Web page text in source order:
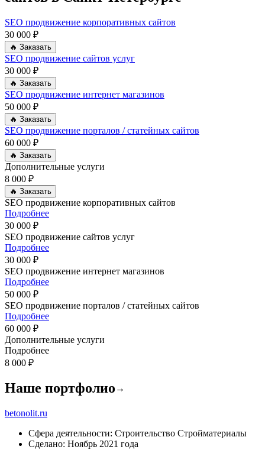
SEO продвижение корпоративных сайтов
30 000 ₽
🔥 Заказать
SEO продвижение сайтов услуг
30 000 ₽
🔥 Заказать
SEO продвижение интернет магазинов
50 000 ₽
🔥 Заказать
SEO продвижение порталов / статейных сайтов
60 000 ₽
🔥 Заказать
Дополнительные услуги
8 000 ₽
🔥 Заказать
SEO продвижение корпоративных сайтов
Подробнее
30 000 ₽
SEO продвижение сайтов услуг
Подробнее
30 000 ₽
SEO продвижение интернет магазинов
Подробнее
50 000 ₽
SEO продвижение порталов / статейных сайтов
Подробнее
60 000 ₽
Дополнительные услуги
Подробнее
8 000 ₽
Наше портфолио →
betonolit.ru
Сфера деятельности: Строительство Стройматериалы
Сделано: Ноябрь 2021 года